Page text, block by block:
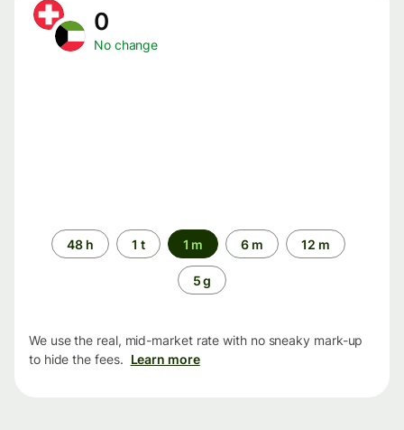
0
No change
Time
period
48 h 1 t 1 m 6 m 12 m
5 g
We use the real, mid-market rate with no sneaky mark-up
to hide the fees. Learn more